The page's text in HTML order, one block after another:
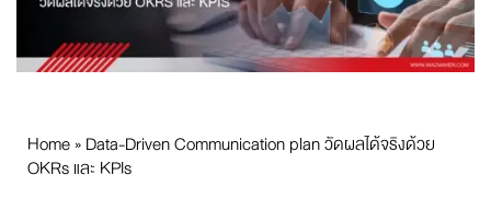
Home»Data-Driven Communication plan วัดผลได้จริงด้วย
OKRs และ KPIs